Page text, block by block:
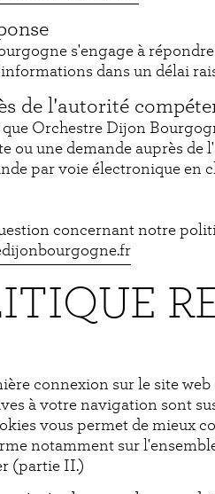
s'engage à
dans un délai
de l'autorité
que Orchestre Dijon
ou une demande auprès
par voie électronique en
concernant notre
connexion sur le site
à votre navigation sont
vous permet de mieux
notamment sur
(partie II.)